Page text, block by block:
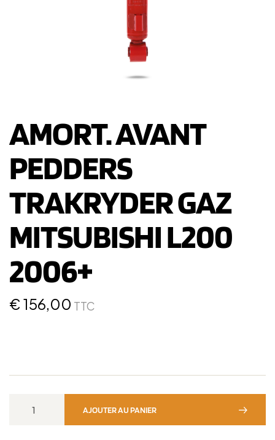
AMORT. AVANT
PEDDERS
TRAKRYDER GAZ
MITSUBISHI L200
2006+
€ 156,00 TTC
AJOUTER AU PANIER